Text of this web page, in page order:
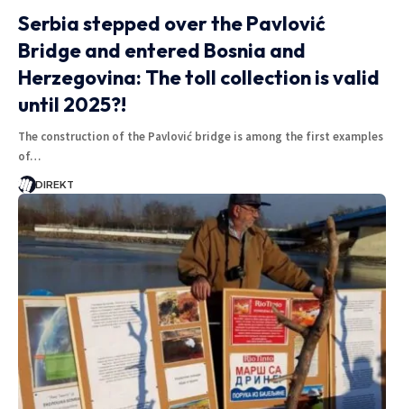
Serbia stepped over the Pavlović
Bridge and entered Bosnia and
Herzegovina: The toll collection is valid
until 2025?!
The construction of the Pavlović bridge is among the first examples
of…
DIREKT